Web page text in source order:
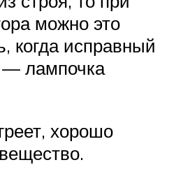
можно это
когда исправный
— лампочка
хорошо